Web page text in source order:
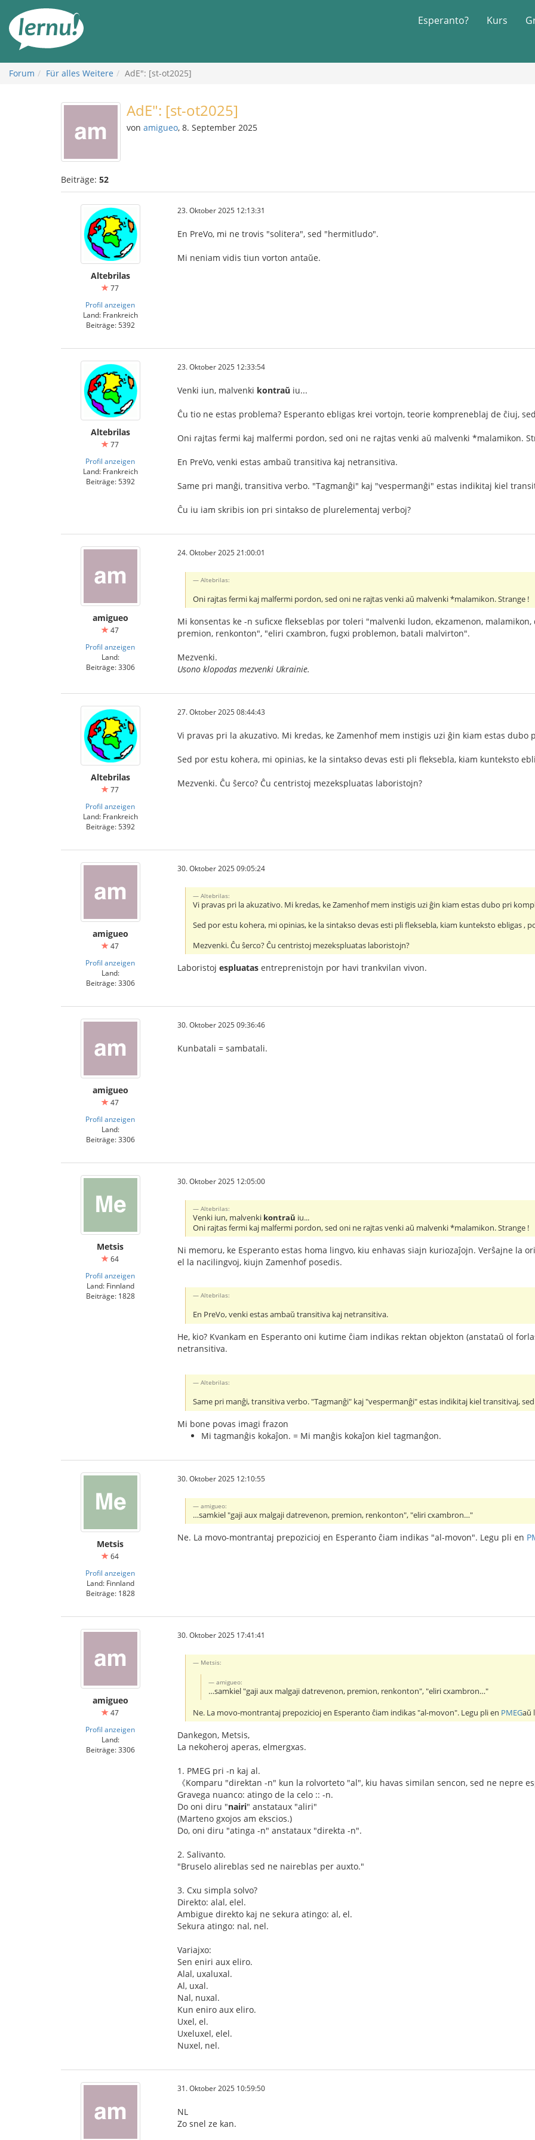
Inhalt
Esperanto? Kurs
Forum Für alles Weitere AdE": [st-ot2025]
AdE": [st-ot2025]
von amigueo, 8. September 2025
Beiträge: 52
Altebrilas
77
Profil anzeigen
Land: Frankreich
Beiträge: 5392
23. Oktober 2025 12:13:31
En PreVo, mi ne trovis "solitera", sed "hermitludo".
Mi neniam vidis tiun vorton antaŭe.
Altebrilas
77
Profil anzeigen
Land: Frankreich
Beiträge: 5392
23. Oktober 2025 12:33:54
Venki iun, malvenki kontraŭ iu...
Ĉu tio ne estas problema? Esperanto ebligas krei vortojn, teorie kompreneblaj de ĉiuj,
Oni rajtas fermi kaj malfermi pordon, sed oni ne rajtas venki aŭ malvenki *malamikon.
En PreVo, venki estas ambaŭ transitiva kaj netransitiva.
Same pri manĝi, transitiva verbo. "Tagmanĝi" kaj "vespermanĝi" estas indikitaj kiel
Ĉu iu iam skribis ion pri sintakso de plurelementaj verboj?
amigueo
47
Profil anzeigen
Land:
Beiträge: 3306
24. Oktober 2025 21:00:01
Altebrilas:
Oni rajtas fermi kaj malfermi pordon, sed oni ne rajtas venki aŭ malvenki *malamikon. Strange !
Mi konsentas ke -n suficxe flekseblas por toleri "malvenki ludon, ekzamenon,
premion, renkonton", "eliri cxambron, fugxi problemon, batali malvirton".
Mezvenki.
Usono klopodas mezvenki Ukrainie.
Altebrilas
77
Profil anzeigen
Land: Frankreich
Beiträge: 5392
27. Oktober 2025 08:44:43
Vi pravas pri la akuzativo. Mi kredas, ke Zamenhof mem instigis uzi ĝin kiam estas dubo
Sed por estu kohera, mi opinias, ke la sintakso devas esti pli fleksebla, kiam kunteksto
Mezvenki. Ĉu ŝerco? Ĉu centristoj mezekspluatas laboristojn?
amigueo
47
Profil anzeigen
Land:
Beiträge: 3306
30. Oktober 2025 09:05:24
Altebrilas:
Vi pravas pri la akuzativo. Mi kredas, ke Zamenhof mem instigis uzi ĝin kiam estas dubo pri
Sed por estu kohera, mi opinias, ke la sintakso devas esti pli fleksebla, kiam kunteksto ebligas ,
Mezvenki. Ĉu ŝerco? Ĉu centristoj mezekspluatas laboristojn?
Laboristoj espluatas entreprenistojn por havi trankvilan vivon.
amigueo
47
Profil anzeigen
Land:
Beiträge: 3306
30. Oktober 2025 09:36:46
Kunbatali = sambatali.
Metsis
64
Profil anzeigen
Land: Finnland
Beiträge: 1828
30. Oktober 2025 12:05:00
Altebrilas:
Venki iun, malvenki kontraŭ iu...
Oni rajtas fermi kaj malfermi pordon, sed oni ne rajtas venki aŭ malvenki *malamikon. Strange !
Ni memoru, ke Esperanto estas homa lingvo, kiu enhavas siajn kuriozaĵojn. Verŝajne la
el la nacilingvoj, kiujn Zamenhof posedis.
Altebrilas:
En PreVo, venki estas ambaŭ transitiva kaj netransitiva.
He, kio? Kvankam en Esperanto oni kutime ĉiam indikas rektan objekton (anstataŭ ol
netransitiva.
Altebrilas:
Same pri manĝi, transitiva verbo. "Tagmanĝi" kaj "vespermanĝi" estas indikitaj kiel transitivaj,
Mi bone povas imagi frazon
Mi tagmanĝis kokaĵon. = Mi manĝis kokaĵon kiel tagmanĝon.
Metsis
64
Profil anzeigen
Land: Finnland
Beiträge: 1828
30. Oktober 2025 12:10:55
amigueo:
…samkiel "gaji aux malgaji datrevenon, premion, renkonton", "eliri cxambron…"
Ne. La movo-montrantaj prepozicioj en Esperanto ĉiam indikas "al-movon". Legu pli en
amigueo
47
Profil anzeigen
Land:
Beiträge: 3306
30. Oktober 2025 17:41:41
Metsis:
amigueo:
…samkiel "gaji aux malgaji datrevenon, premion, renkonton", "eliri cxambron…"
Ne. La movo-montrantaj prepozicioj en Esperanto ĉiam indikas "al-movon". Legu pli en PMEGaŭ
Dankegon, Metsis,
La nekoheroj aperas, elmergxas.
1. PMEG pri -n kaj al.
《Komparu "direktan -n" kun la rolvorteto "al", kiu havas similan sencon, sed ne nepre
Gravega nuanco: atingo de la celo :: -n.
Do oni diru "nairi" anstataux "aliri"
(Marteno gxojos am ekscios.)
Do, oni diru "atinga -n" anstataux "direkta -n".
2. Salivanto.
"Bruselo alireblas sed ne naireblas per auxto."
3. Cxu simpla solvo?
Direkto: alal, elel.
Ambigue direkto kaj ne sekura atingo: al, el.
Sekura atingo: nal, nel.
Variajxo:
Sen eniri aux eliro.
Alal, uxaluxal.
Al, uxal.
Nal, nuxal.
Kun eniro aux eliro.
Uxel, el.
Uxeluxel, elel.
Nuxel, nel.
31. Oktober 2025 10:59:50
NL
Zo snel ze kan.